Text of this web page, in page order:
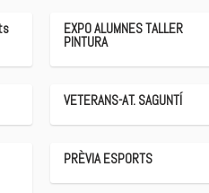
EXPO ALUMNES TALLER
PINTURA
VETERANS-AT. SAGUNTÍ
PRÈVIA ESPORTS